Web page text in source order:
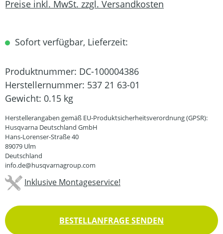
Preise inkl. MwSt. zzgl. Versandkosten
Sofort verfügbar, Lieferzeit:
Produktnummer: DC-100004386
Herstellernummer: 537 21 63-01
Gewicht: 0.15 kg
Herstellerangaben gemäß EU-Produktsicherheitsverordnung (GPSR):
Husqvarna Deutschland GmbH
Hans-Lorenser-Straße 40
89079 Ulm
Deutschland
info.de@husqvarnagroup.com
Inklusive Montageservice!
BESTELLANFRAGE SENDEN